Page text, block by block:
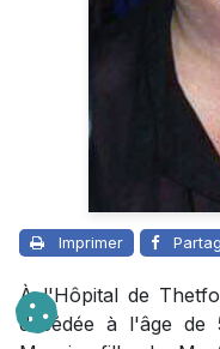
Imprimer
À l'Hôpital de
décédée à l'âge